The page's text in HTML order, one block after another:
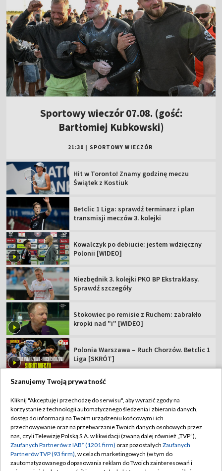
Sportowy wieczór 07.08. (gość:
Bartłomiej Kubkowski)
21:30 SPORTOWY WIECZÓR
Hit w Toronto! Znamy godzinę meczu
Świątek z Kostiuk
Betclic 1 Liga: sprawdź terminarz i plan
transmisji meczów 3. kolejki
Kowalczyk po debiucie: jestem wdzięczny
Polonii [WIDEO]
Niezbędnik 3. kolejki PKO BP Ekstraklasy.
Sprawdź szczegóły
Stokowiec po remisie z Ruchem: zabrakło
kropki nad "i" [WIDEO]
Polonia Warszawa – Ruch Chorzów. Betclic 1
Liga [SKRÓT]
TVP
Abonament TVP
Sklep TVP
Biuro Reklamy
Regulamin TVP
Polityka prywatności
Moje zgody
Szanujemy Twoją prywatność
Kliknij "Akceptuję i przechodzę do serwisu", aby wyrazić zgody na
korzystanie z technologii automatycznego śledzenia i zbierania danych,
dostęp do informacji na Twoim urządzeniu końcowym i ich
przechowywanie oraz na przetwarzanie Twoich danych osobowych przez
nas, czyli Telewizję Polską S.A. w likwidacji (zwaną dalej również „TVP”),
Zaufanych Partnerów z IAB* (1201 firm) oraz pozostałych Zaufanych
Partnerów TVP (93 firm), w celach marketingowych (w tym do
zautomatyzowanego dopasowania reklam do Twoich zainteresowań i